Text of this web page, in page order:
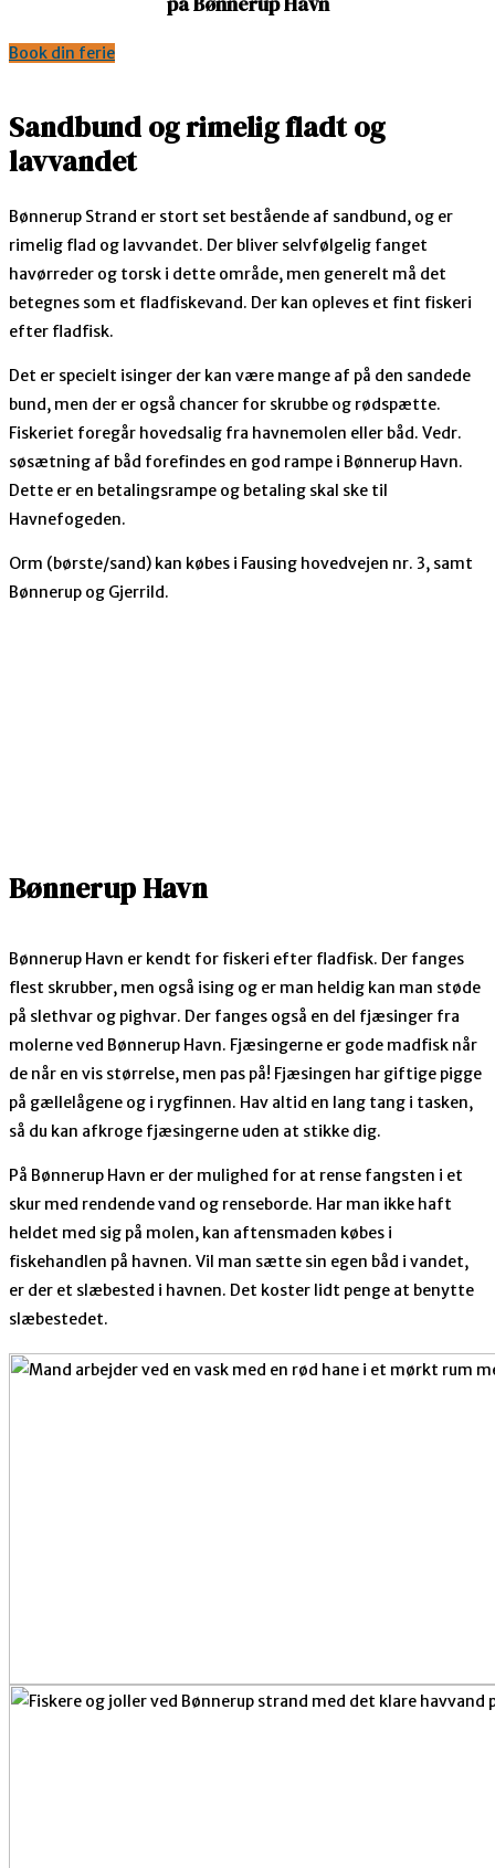
Book din ferie
Sandbund og rimelig fladt og
lavvandet
Bønnerup Strand er stort set bestående af sandbund, og er
rimelig flad og lavvandet. Der bliver selvfølgelig fanget
havørreder og torsk i dette område, men generelt må det
betegnes som et fladfiskevand. Der kan opleves et fint fiskeri
efter fladfisk.
Det er specielt isinger der kan være mange af på den sandede
bund, men der er også chancer for skrubbe og rødspætte.
Fiskeriet foregår hovedsalig fra havnemolen eller båd. Vedr.
søsætning af båd forefindes en god rampe i Bønnerup Havn.
Dette er en betalingsrampe og betaling skal ske til
Havnefogeden.
Orm (børste/sand) kan købes i Fausing hovedvejen nr. 3, samt
Bønnerup og Gjerrild.
Bønnerup Havn
Bønnerup Havn er kendt for fiskeri efter fladfisk. Der fanges
flest skrubber, men også ising og er man heldig kan man støde
på slethvar og pighvar. Der fanges også en del fjæsinger fra
molerne ved Bønnerup Havn. Fjæsingerne er gode madfisk når
de når en vis størrelse, men pas på! Fjæsingen har giftige pigge
på gællelågene og i rygfinnen. Hav altid en lang tang i tasken,
så du kan afkroge fjæsingerne uden at stikke dig.
På Bønnerup Havn er der mulighed for at rense fangsten i et
skur med rendende vand og renseborde. Har man ikke haft
heldet med sig på molen, kan aftensmaden købes i
fiskehandlen på havnen. Vil man sætte sin egen båd i vandet,
er der et slæbested i havnen. Det koster lidt penge at benytte
slæbestedet.